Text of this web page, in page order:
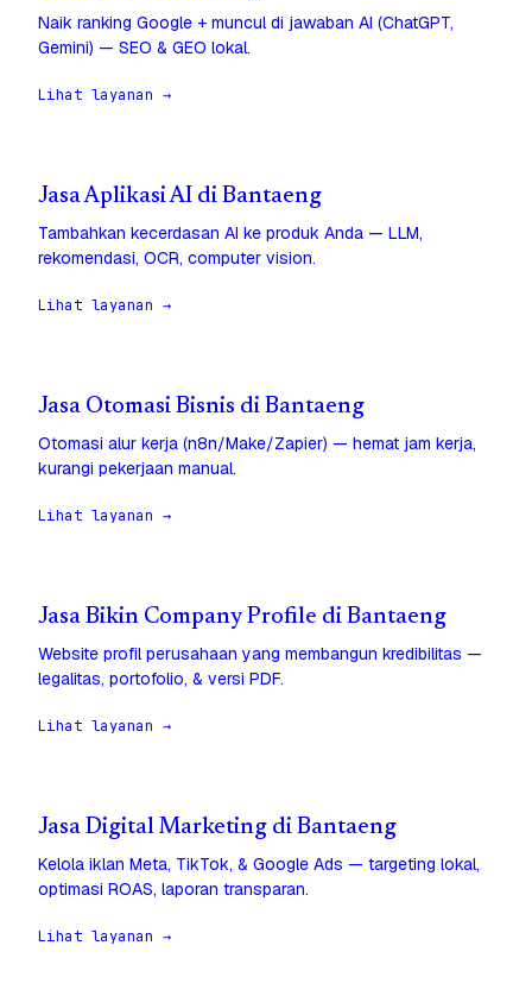
Naik ranking Google + muncul di jawaban AI (ChatGPT,
Gemini) — SEO & GEO lokal.
Lihat layanan →
Jasa Aplikasi AI di Bantaeng
Tambahkan kecerdasan AI ke produk Anda — LLM,
rekomendasi, OCR, computer vision.
Lihat layanan →
Jasa Otomasi Bisnis di Bantaeng
Otomasi alur kerja (n8n/Make/Zapier) — hemat jam kerja,
kurangi pekerjaan manual.
Lihat layanan →
Jasa Bikin Company Profile di Bantaeng
Website profil perusahaan yang membangun kredibilitas —
legalitas, portofolio, & versi PDF.
Lihat layanan →
Jasa Digital Marketing di Bantaeng
Kelola iklan Meta, TikTok, & Google Ads — targeting lokal,
optimasi ROAS, laporan transparan.
Lihat layanan →